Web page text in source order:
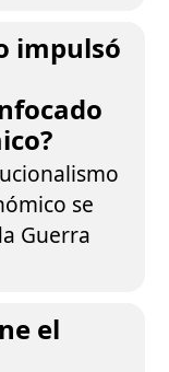
impulsó
se
Guerra
el